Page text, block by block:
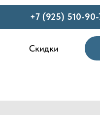
Скидки
+7 (925) 510-90-